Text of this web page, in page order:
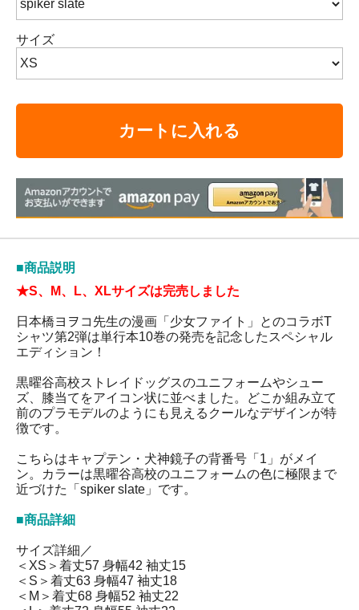
サイズ
カートに入れる
■商品説明
★S、M、L、XLサイズは完売しました
日本橋ヨヲコ先生の漫画「少女ファイト」とのコラボT
シャツ第2弾は単行本10巻の発売を記念したスペシャル
エディション！
黒曜谷高校ストレイドッグスのユニフォームやシュー
ズ、膝当てをアイコン状に並べました。どこか組み立て
前のプラモデルのようにも見えるクールなデザインが特
徴です。
こちらはキャプテン・犬神鏡子の背番号「1」がメイ
ン。カラーは黒曜谷高校のユニフォームの色に極限まで
近づけた「spiker slate」です。
■商品詳細
サイズ詳細／
＜XS＞着丈57 身幅42 袖丈15
＜S＞着丈63 身幅47 袖丈18
＜M＞着丈68 身幅52 袖丈22